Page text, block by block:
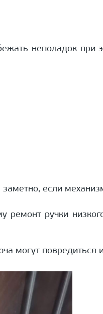
неполадок при
если
ручки
могут повредиться